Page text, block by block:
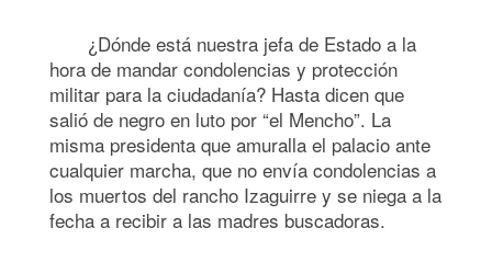
¿Dónde está nuestra jefa de Estado a la
hora de mandar condolencias y protección
militar para la ciudadanía? Hasta dicen que
salió de negro en luto por “el Mencho”. La
misma presidenta que amuralla el palacio ante
cualquier marcha, que no envía condolencias a
los muertos del rancho Izaguirre y se niega a la
fecha a recibir a las madres buscadoras.